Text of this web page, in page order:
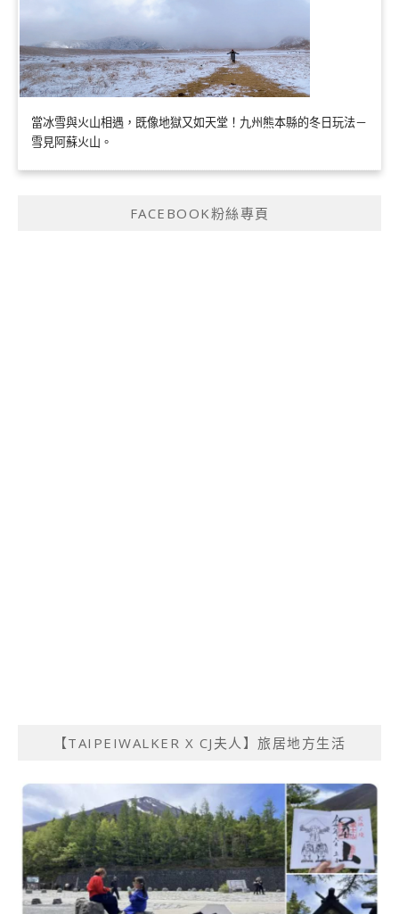
當冰雪與火山相遇，既像地獄又如天堂！九州熊本縣的冬日玩法－
雪見阿蘇火山。
FACEBOOK粉絲專頁
【TAIPEIWALKER X CJ夫人】旅居地方生活